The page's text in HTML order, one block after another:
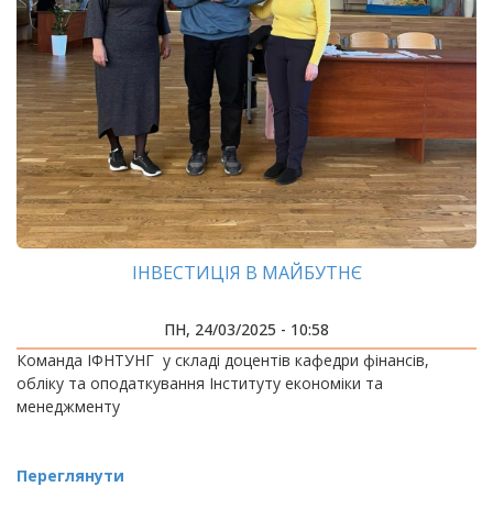
ІНВЕСТИЦІЯ В МАЙБУТНЄ
ПН, 24/03/2025 - 10:58
Команда ІФНТУНГ у складі доцентів кафедри фінансів,
обліку та оподаткування Інституту економіки та
менеджменту
Переглянути